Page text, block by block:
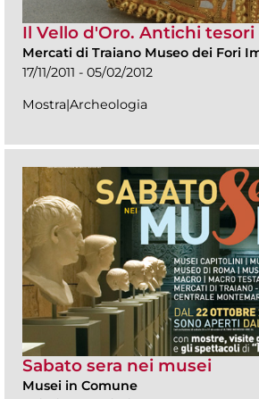
Il Vello d'Oro. Antichi tesori
Mercati di Traiano Museo dei Fori
17/11/2011 - 05/02/2012
Mostra|Archeologia
Sabato sera nei musei
Musei in Comune